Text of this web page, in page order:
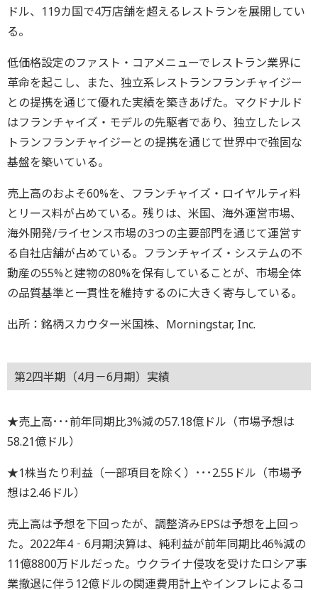
ドル、119カ国で4万店舗を超えるレストランを展開してい
る。
低価格設定のファスト・コアメニューでレストラン業界に
革命を起こし、また、独立系レストランフランチャイジー
との提携を通じて優れた実績を築きあげた。マクドナルド
はフランチャイズ・モデルの先駆者であり、独立したレス
トランフランチャイジーとの提携を通じて世界中で強固な
基盤を築いている。
売上高のおよそ60%を、フランチャイズ・ロイヤルティ料
とリース料が占めている。残りは、米国、海外運営市場、
海外開発/ライセンス市場の3つの主要部門を通じて運営す
る自社店舗が占めている。フランチャイズ・システムの不
動産の55%と建物の80%を保有していることが、市場全体
の品質基準と一貫性を維持するのに大きく寄与している。
出所：銘柄スカウター米国株、Morningstar, Inc.
第2四半期（4月－6月期）実績
★売上高･･･前年同期比3%減の57.18億ドル（市場予想は
58.21億ドル）
★1株当たり利益（一部項目を除く）･･･2.55ドル（市場予
想は2.46ドル）
売上高は予想を下回ったが、調整済みEPSは予想を上回っ
た。2022年4‐6月期決算は、純利益が前年同期比46%減の
11億8800万ドルだった。ウクライナ侵攻を受けたロシア事
業撤退に伴う12億ドルの関連費用計上やインフレによるコ